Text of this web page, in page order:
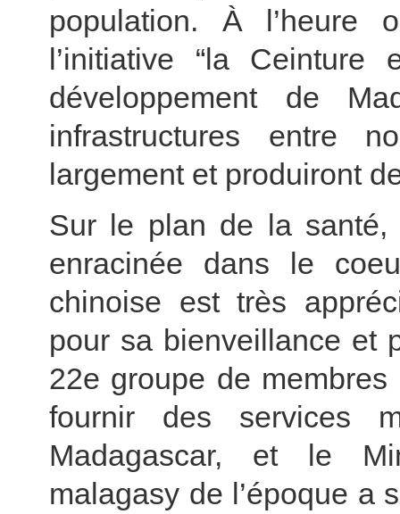
population. À l’heure
l’initiative “la
développement de
infrastructures entre
largement et produiront
Sur le plan de la santé,
enracinée dans le
chinoise est très
pour sa bienveillance et
22e groupe de
fournir des services
Madagascar, et le
malagasy de l’époque a